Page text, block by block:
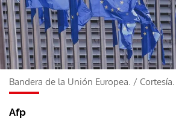
Bandera de la Unión Europea. / Cortesía.
Afp